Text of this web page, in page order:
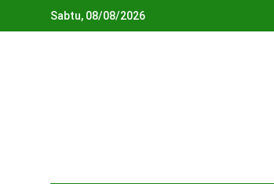
Sabtu, 08/08/2026